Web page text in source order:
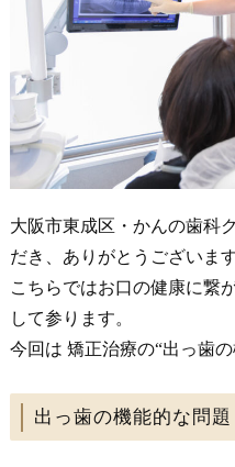
大阪市東成区・かんの歯科
だき、ありがとうございます
こちらではお口の健康に繋
して参ります。
今回は 矯正治療の“出っ歯
出っ歯の機能的な問題